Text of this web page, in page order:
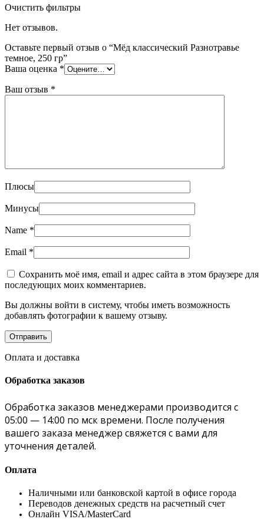
Очистить фильтры
Нет отзывов.
Оставьте первый отзыв о “Мёд классический Разнотравье
темное, 250 гр”
Ваша оценка *
Ваш отзыв *
Плюсы
Минусы
Name *
Email *
Сохранить моё имя, email и адрес сайта в этом браузере для
последующих моих комментариев.
Вы должны войти в систему, чтобы иметь возможность
добавлять фотографии к вашему отзыву.
Оплата и доставка
Обработка заказов
Обработка заказов менеджерами производится с
05:00 — 14:00 по мск времени. После получения
вашего заказа менеджер свяжется с вами для
уточнения деталей.
Оплата
Наличными или банковской картой в офисе города
Переводов денежных средств на расчетный счет
Онлайн VISA/MasterCard